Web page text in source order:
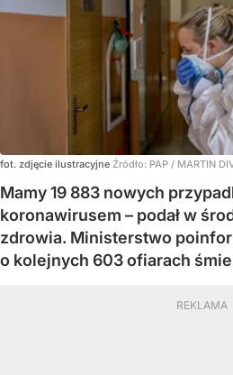
fot. zdjęcie ilustracyjne Źródło: PAP / MARTIN
Mamy 19 883 nowych
koronawirusem – podał w
zdrowia. Ministerstwo
o kolejnych 603 ofiarach